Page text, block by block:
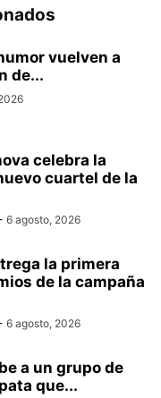
vuelven a
de...
celebra la
cuartel de la
6 agosto, 2026
la primera
de la campaña
6 agosto, 2026
a un grupo de
que...